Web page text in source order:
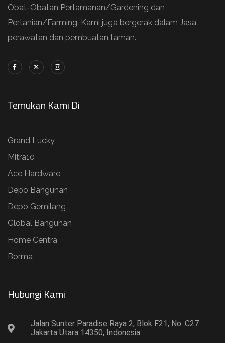
Obat-Obatan Pertamanan/Gardening dan
Pertanian/Farming. Kami juga bergerak dalam Jasa
perawatan dan pembuatan taman.
Temukan Kami Di
Grand Lucky
Mitra10
Ace Hardware
Depo Bangunan
Depo Gemilang
Global Bangunan
Home Centra
Borma
Hubungi Kami​
Jalan Sunter Paradise Raya 2, Blok F21, No. C27
Jakarta Utara 14350, Indonesia